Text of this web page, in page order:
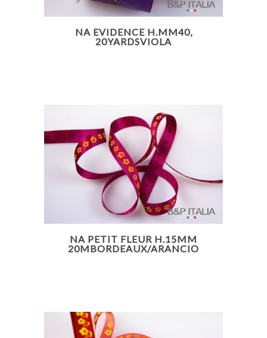
NA EVIDENCE H.MM40,
20YARDSVIOLA
NA PETIT FLEUR H.15MM
20MBORDEAUX/ARANCIO